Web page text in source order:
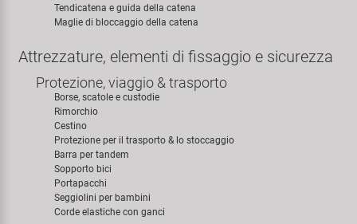
Tendicatena e guida della catena
Maglie di bloccaggio della catena
Attrezzature, elementi di fissaggio e sicurezza
Protezione, viaggio & trasporto
Borse, scatole e custodie
Rimorchio
Cestino
Protezione per il trasporto & lo stoccaggio
Barra per tandem
Sopporto bici
Portapacchi
Seggiolini per bambini
Corde elastiche con ganci